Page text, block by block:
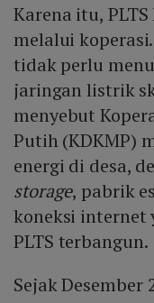
Karena itu,
melalui
tidak perlu
jaringan listrik
menyebut
Putih (KDKMP)
energi di desa,
storage, pabrik
koneksi internet
PLTS terbangun.
Sejak Desember